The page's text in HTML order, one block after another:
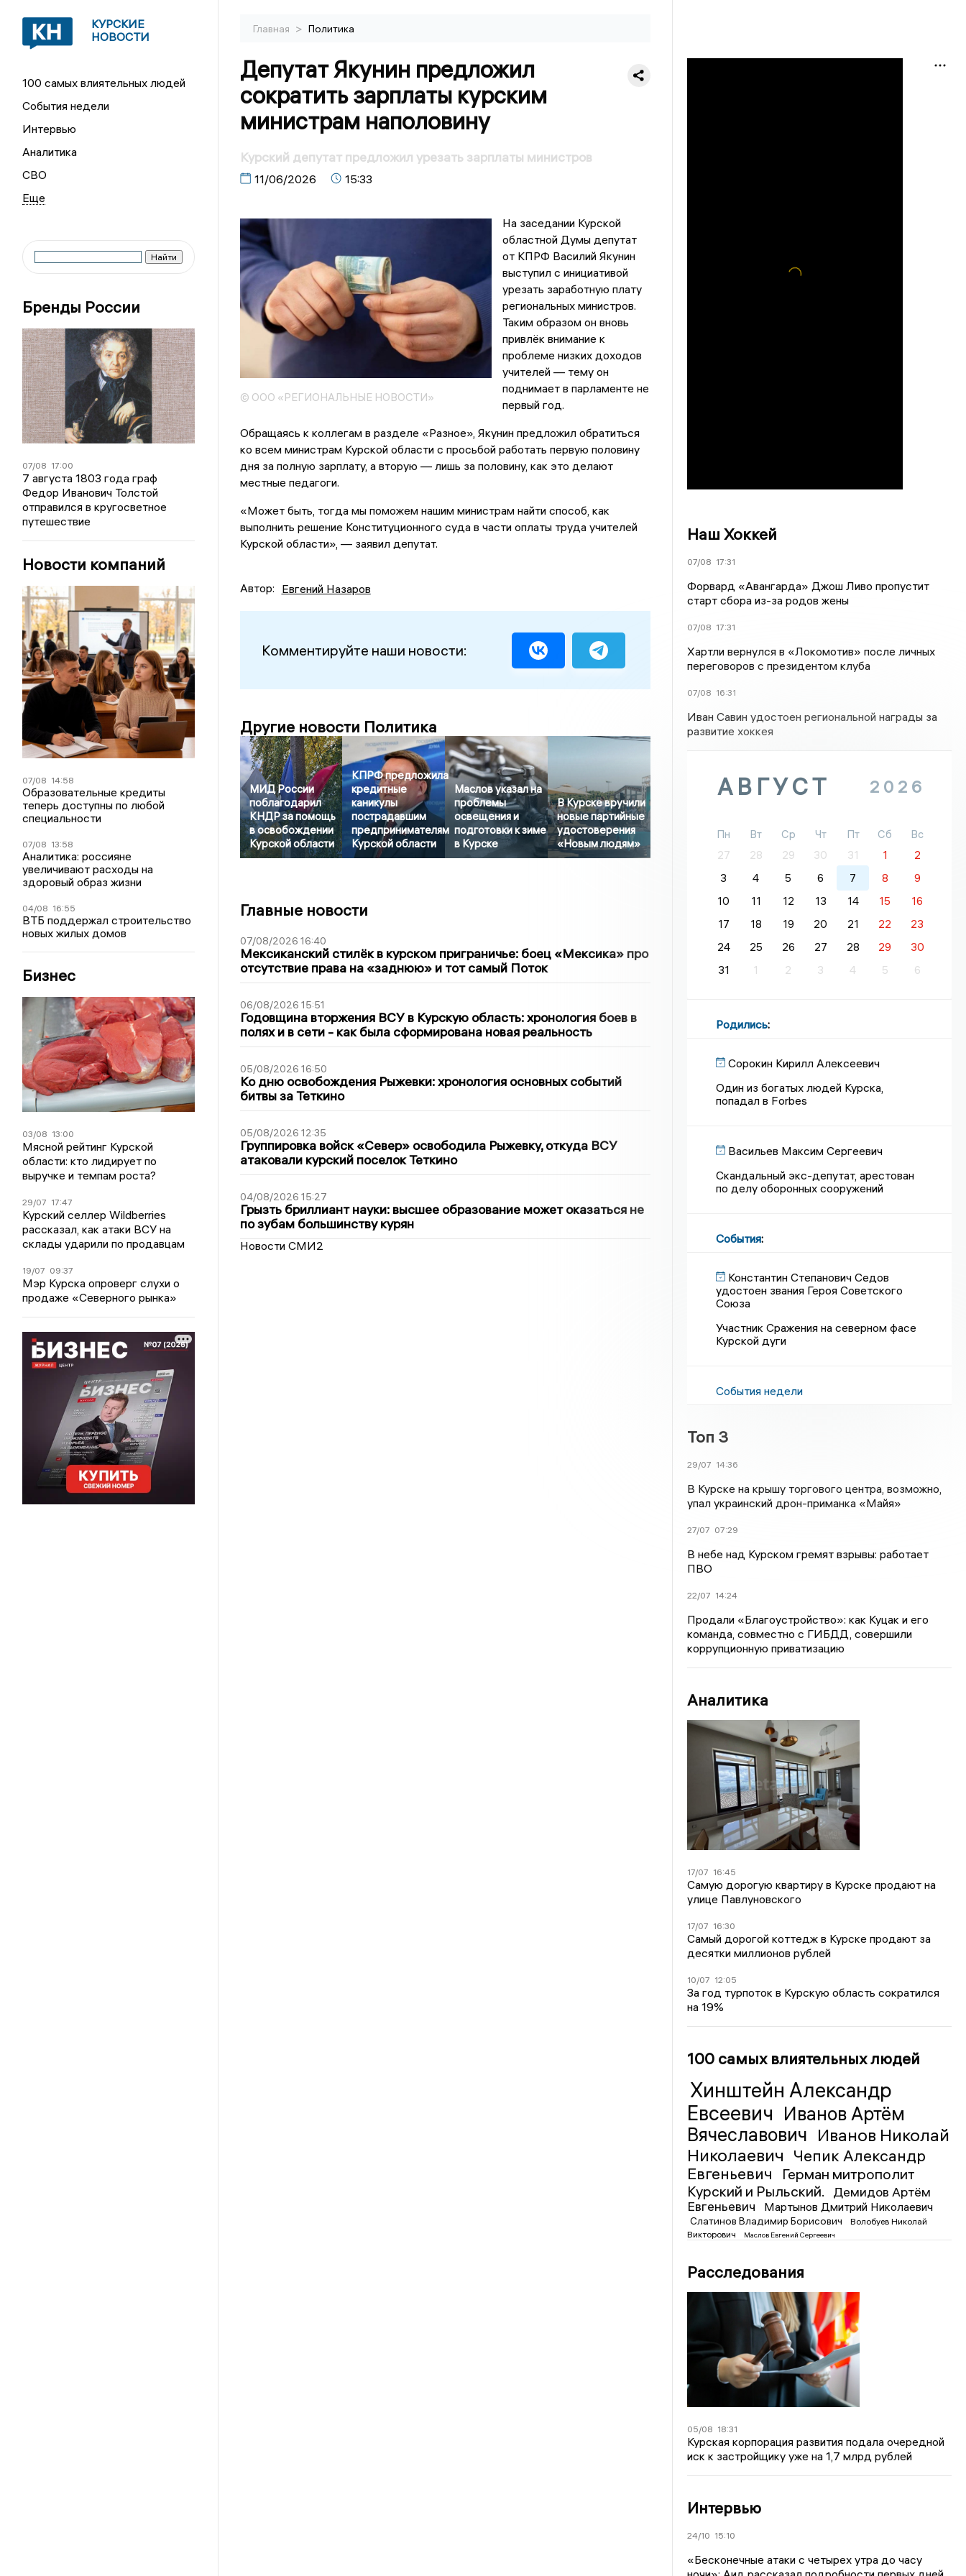
КУРСКИЕ
НОВОСТИ
100 самых влиятельных людей
События недели
Интервью
Аналитика
СВО
Бренды России
07/08 17:00
7 августа 1803 года граф
Федор Иванович Толстой
отправился в кругосветное
путешествие
Новости компаний
07/08 14:58
Образовательные кредиты
теперь доступны по любой
специальности
07/08 13:58
Аналитика: россияне
увеличивают расходы на
здоровый образ жизни
04/08 16:55
ВТБ поддержал строительство
новых жилых домов
Бизнес
03/08 13:00
Мясной рейтинг Курской
области: кто лидирует по
выручке и темпам роста?
29/07 17:47
Курский селлер Wildberries
рассказал, как атаки ВСУ на
склады ударили по продавцам
19/07 09:37
Мэр Курска опроверг слухи о
продаже «Северного рынка»
Главная > Политика
Депутат Якунин предложил
сократить зарплаты курским
министрам наполовину
Курский депутат предложил урезать зарплаты министров
11/06/2026 15:33
© ООО «РЕГИОНАЛЬНЫЕ НОВОСТИ»
На заседании Курской
областной Думы депутат
от КПРФ Василий Якунин
выступил с инициативой
урезать заработную плату
региональных министров.
Таким образом он вновь
привлёк внимание к
проблеме низких доходов
учителей — тему он
поднимает в парламенте не
первый год.
Обращаясь к коллегам в разделе «Разное», Якунин предложил обратиться
ко всем министрам Курской области с просьбой работать первую половину
дня за полную зарплату, а вторую — лишь за половину, как это делают
местные педагоги.
«Может быть, тогда мы поможем нашим министрам найти способ, как
выполнить решение Конституционного суда в части оплаты труда учителей
Курской области», — заявил депутат.
Автор: Евгений Назаров
Комментируйте наши новости:
Другие новости Политика
МИД России
поблагодарил
КНДР за помощь
в освобождении
Курской области
КПРФ предложила
кредитные
каникулы
пострадавшим
предпринимателям
Курской области
Маслов указал на
проблемы
освещения и
подготовки к зиме
в Курске
В Курске вручили
новые партийные
удостоверения
«Новым людям»
Главные новости
07/08/2026 16:40
Мексиканский стилёк в курском приграничье: боец «Мексика» про
отсутствие права на «заднюю» и тот самый Поток
06/08/2026 15:51
Годовщина вторжения ВСУ в Курскую область: хронология боев в
полях и в сети - как была сформирована новая реальность
05/08/2026 16:50
Ко дню освобождения Рыжевки: хронология основных событий
битвы за Теткино
05/08/2026 12:35
Группировка войск «Север» освободила Рыжевку, откуда ВСУ
атаковали курский поселок Теткино
04/08/2026 15:27
Грызть бриллиант науки: высшее образование может оказаться не
по зубам большинству курян
Новости СМИ2
Наш Хоккей
07/08 17:31
Форвард «Авангарда» Джош Ливо пропустит
старт сбора из-за родов жены
07/08 17:31
Хартли вернулся в «Локомотив» после личных
переговоров с президентом клуба
07/08 16:31
Иван Савин удостоен региональной награды за
развитие хоккея
АВГУСТ 2026
Пн Вт Ср Чт Пт Сб
Вс
27
28 29 30 31 1
2
3
4 5 6 7 8
9
10
11 12 13 14 15
16
17
18 19 20 21 22
23
24
25 26 27 28 29
30
31
1 2 3 4 5 6
Родились:
Сорокин Кирилл Алексеевич
Один из богатых людей Курска,
попадал в Forbes
Васильев Максим Сергеевич
Скандальный экс-депутат, арестован
по делу оборонных сооружений
События:
Константин Степанович Седов
удостоен звания Героя Советского
Союза
Участник Сражения на северном фасе
Курской дуги
События недели
Топ 3
29/07 14:36
В Курске на крышу торгового центра, возможно,
упал украинский дрон-приманка «Майя»
27/07 07:29
В небе над Курском гремят взрывы: работает
ПВО
22/07 14:24
Продали «Благоустройство»: как Куцак и его
команда, совместно с ГИБДД, совершили
коррупционную приватизацию
Аналитика
17/07 16:45
Самую дорогую квартиру в Курске продают на
улице Павлуновского
17/07 16:30
Самый дорогой коттедж в Курске продают за
десятки миллионов рублей
10/07 12:05
За год турпоток в Курскую область сократился
на 19%
100 самых влиятельных людей
Хинштейн Александр
Евсеевич Иванов Артём
Вячеславович Иванов Николай
Николаевич Чепик Александр
Евгеньевич
Герман митрополит
Курский и Рыльский.
Демидов Артём
Евгеньевич
Мартынов Дмитрий Николаевич
Слатинов Владимир Борисович
Волобуев Николай
Викторович
Маслов Евгений Сергеевич
Расследования
05/08 18:31
Курская корпорация развития подала очередной
иск к застройщику уже на 1,7 млрд рублей
Интервью
24/10 15:10
«Бесконечные атаки с четырех утра до часу